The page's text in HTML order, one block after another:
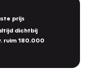
prijs
dichtbij
ruim 180.000